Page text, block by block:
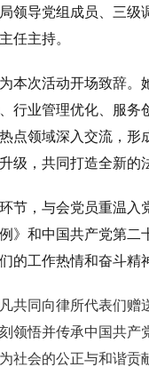
领导党组成员、三级
任主持。
本次活动开场致辞。
行业管理优化、服务
点领域深入交流，形
级，共同打造全新的
节，与会党员重温入
》和中国共产党第二
的工作热情和奋斗精
共同向律所代表们赠
领悟并传承中国共产
社会的公正与和谐贡